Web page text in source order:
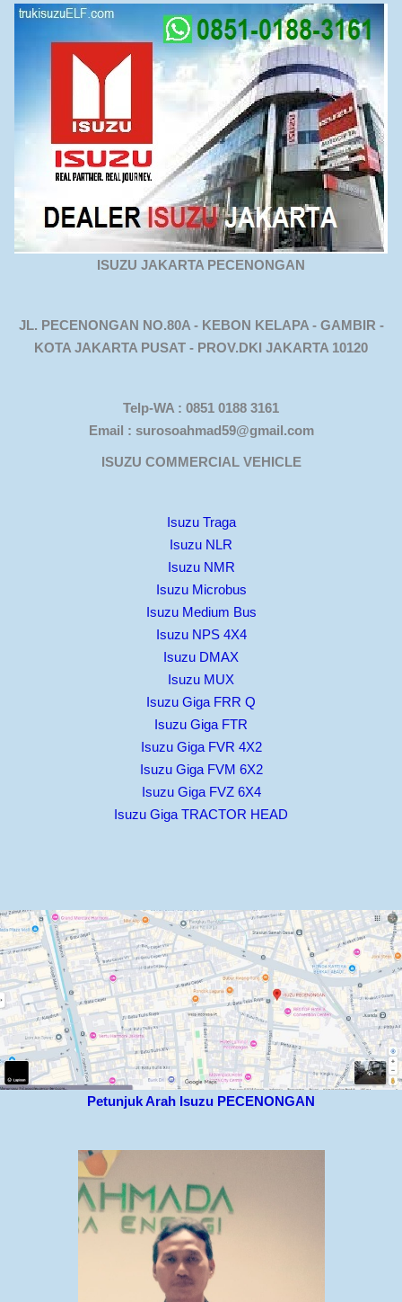
ISUZU JAKARTA PECENONGAN
JL. PECENONGAN NO.80A - KEBON KELAPA - GAMBIR -
KOTA JAKARTA PUSAT - PROV.DKI JAKARTA 10120
Telp-WA : 0851 0188 3161
Email : surosoahmad59@gmail.com
ISUZU COMMERCIAL VEHICLE
Isuzu Traga
Isuzu NLR
Isuzu NMR
Isuzu Microbus
Isuzu Medium Bus
Isuzu NPS 4X4
Isuzu DMAX
Isuzu MUX
Isuzu Giga FRR Q
Isuzu Giga FTR
Isuzu Giga FVR 4X2
Isuzu Giga FVM 6X2
Isuzu Giga FVZ 6X4
Isuzu Giga TRACTOR HEAD
Petunjuk Arah Isuzu PECENONGAN